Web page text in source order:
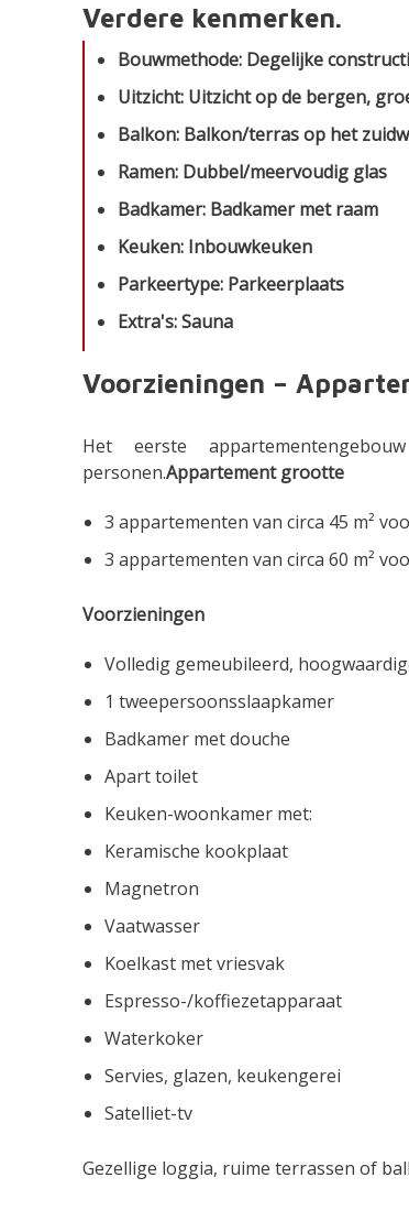
Verdere kenmerken.
Bouwmethode: Degelijke
Uitzicht: Uitzicht op de bergen,
Balkon: Balkon/terras op het
Ramen: Dubbel/meervoudig glas
Badkamer: Badkamer met raam
Keuken: Inbouwkeuken
Parkeertype: Parkeerplaats
Extra's: Sauna
Voorzieningen –
Het eerste
personen.Appartement grootte
3 appartementen van circa 45 m²
3 appartementen van circa 60 m²
Voorzieningen
Volledig gemeubileerd,
1 tweepersoonsslaapkamer
Badkamer met douche
Apart toilet
Keuken-woonkamer met:
Keramische kookplaat
Magnetron
Vaatwasser
Koelkast met vriesvak
Espresso-/koffiezetapparaat
Waterkoker
Servies, glazen, keukengerei
Satelliet-tv
Gezellige loggia, ruime terrassen of